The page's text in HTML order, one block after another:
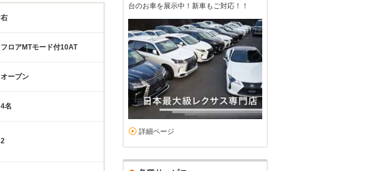
右
フロアMTモード付10AT
オープン
4名
2
台のお車を展示中！新車もご対応！！
詳細ページ